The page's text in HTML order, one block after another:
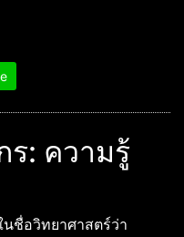
ร: ความรู้
ชื่อวิทยาศาสตร์ว่า